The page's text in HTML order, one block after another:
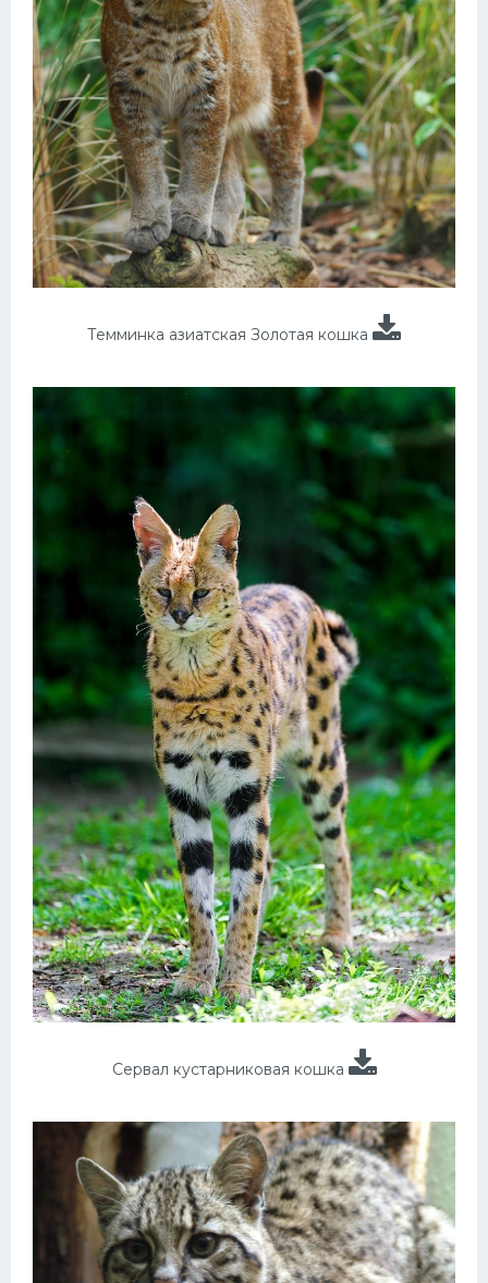
Темминка азиатская Золотая кошка
Сервал кустарниковая кошка